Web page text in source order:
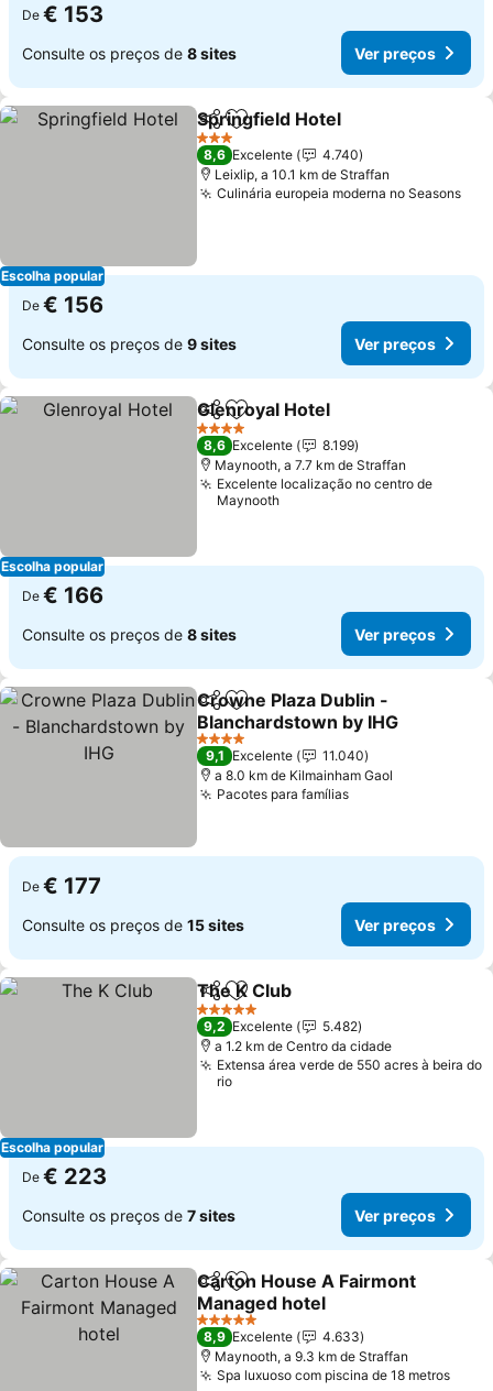
De € 153
Consulte os preços de 8 sites Ver preços
Escolha popular
PartilharAdicionar aos favoritos
Springfield Hotel
3 Estrelas
8,6 Excelente
4.740
Leixlip, a 10.1 km de Straffan
Culinária europeia moderna no Seasons
De € 156
Consulte os preços de 9 sites Ver preços
Escolha popular
PartilharAdicionar aos favoritos
Glenroyal Hotel
4 Estrelas
8,6 Excelente
8.199
Maynooth, a 7.7 km de Straffan
Excelente localização no centro de
Maynooth
De € 166
Consulte os preços de 8 sites Ver preços
PartilharAdicionar aos favoritos
Crowne Plaza Dublin -
Blanchardstown by IHG
Ver preços
4 Estrelas
9,1 Excelente
11.040
a 8.0 km de Kilmainham Gaol
Pacotes para famíliasVer preços
De € 177
Consulte os preços de 15 sites Ver preços
Escolha popular
PartilharAdicionar aos favoritos
The K Club
5 Estrelas
9,2 Excelente
5.482
a 1.2 km de Centro da cidade
Extensa área verde de 550 acres à beira do
rio
De € 223
Consulte os preços de 7 sites Ver preços
PartilharAdicionar aos favoritos
Carton House A Fairmont
Managed hotel
Ver preços
5 Estrelas
8,9 Excelente
4.633
Maynooth, a 9.3 km de Straffan
Spa luxuoso com piscina de 18 metrosVer